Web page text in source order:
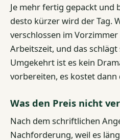
Je mehr fertig gepackt und
desto kürzer wird der Tag.
verschlossen im
Arbeitszeit, und das
Umgekehrt ist es kein
vorbereiten, es kostet dann
Was den Preis nicht
Nach dem schriftlichen
Nachforderung, weil es